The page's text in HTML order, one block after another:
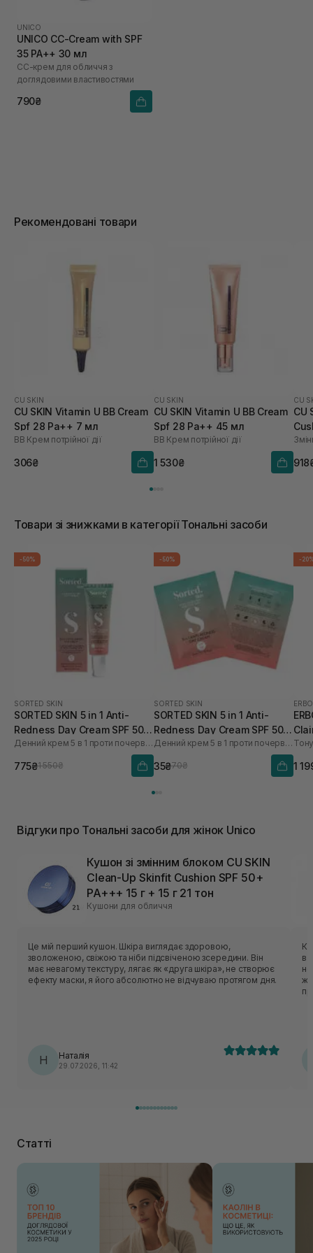
UNICO
UNICO CC-Cream with SPF
35 PA++ 30 мл
СС-крем для обличчя з
доглядовими властивостями
790₴
Рекомендовані товари
CU SKIN
CU SKIN Vitamin U BB Cream
Spf 28 Pa++ 7 мл
BB Крем потрійної дії
306₴
CU SKIN
CU SKIN Vitamin U BB Cream
Spf 28 Pa++ 45 мл
BB Крем потрійної дії
1 530₴
CU
CU
21
Товари зі знижками в категорії Тональні засоби
-50%
SORTED SKIN
SORTED SKIN 5 in 1 Anti-
Redness Day Cream SPF 50
30 мл
Денний крем 5 в 1 проти почервоніння
775₴1 550₴
-50%
SORTED SKIN
SORTED SKIN 5 in 1 Anti-
Redness Day Cream SPF 50 2
мл
Денний крем 5 в 1 проти почервоніння
35₴70₴
-
1
Відгуки про Тональні засоби для жінок Unico
Кушон зі змінним блоком CU SKIN
Clean-Up Skinfit Cushion SPF 50+
PA+++ 15 г + 15 г 21 тон
Кушони для обличчя
Це мій перший кушон. Шкіра виглядає здоровою,
зволоженою, свіжою та ніби підсвіченою зсередини. Він
має невагому текстуру, лягає як «друга шкіра», не створює
ефекту маски, я його абсолютно не відчуваю протягом дня.
Н Наталія
29.07.2026, 11:42
в
Статті